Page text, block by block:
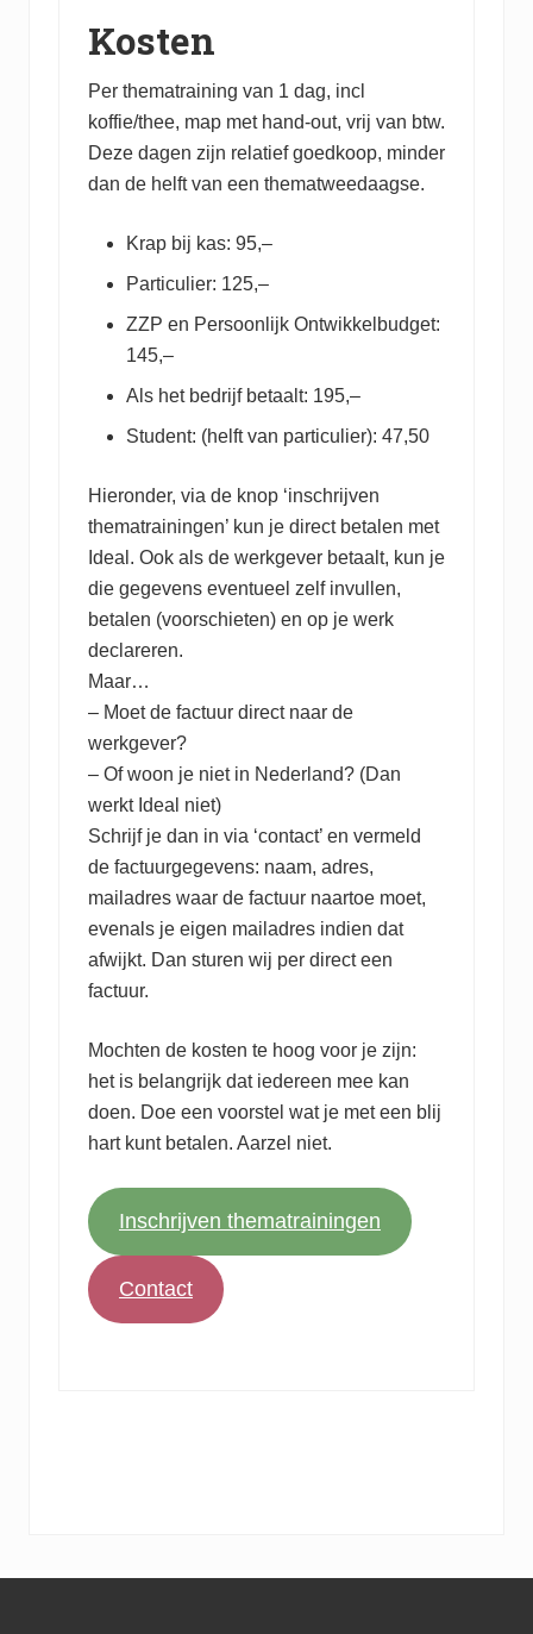
Kosten
Per thematraining van 1 dag, incl
koffie/thee, map met hand-out, vrij van btw.
Deze dagen zijn relatief goedkoop, minder
dan de helft van een thematweedaagse.
Krap bij kas: 95,–
Particulier: 125,–
ZZP en Persoonlijk Ontwikkelbudget:
145,–
Als het bedrijf betaalt: 195,–
Student: (helft van particulier): 47,50
Hieronder, via de knop ‘inschrijven
thematrainingen’ kun je direct betalen met
Ideal. Ook als de werkgever betaalt, kun je
die gegevens eventueel zelf invullen,
betalen (voorschieten) en op je werk
declareren.
Maar…
– Moet de factuur direct naar de
werkgever?
– Of woon je niet in Nederland? (Dan
werkt Ideal niet)
Schrijf je dan in via ‘contact’ en vermeld
de factuurgegevens: naam, adres,
mailadres waar de factuur naartoe moet,
evenals je eigen mailadres indien dat
afwijkt. Dan sturen wij per direct een
factuur.
Mochten de kosten te hoog voor je zijn:
het is belangrijk dat iedereen mee kan
doen. Doe een voorstel wat je met een blij
hart kunt betalen. Aarzel niet.
Inschrijven thematrainingen
Contact